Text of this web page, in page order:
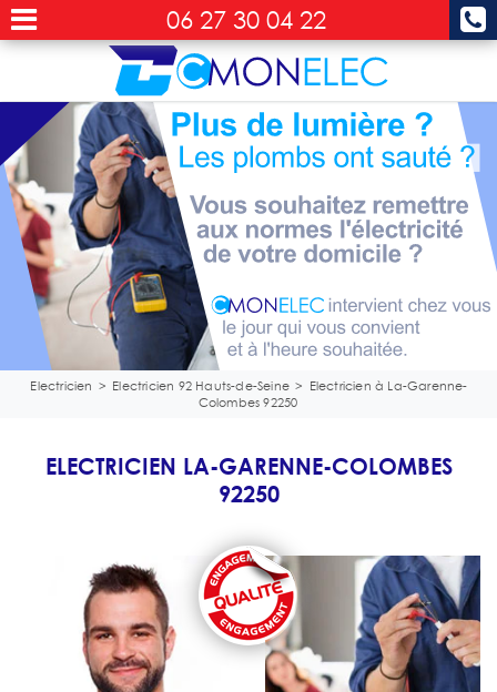
06 27 30 04 22
Electricien > Electricien 92 Hauts-de-Seine > Electricien à La-Garenne-
Colombes 92250
ELECTRICIEN LA-GARENNE-COLOMBES
92250